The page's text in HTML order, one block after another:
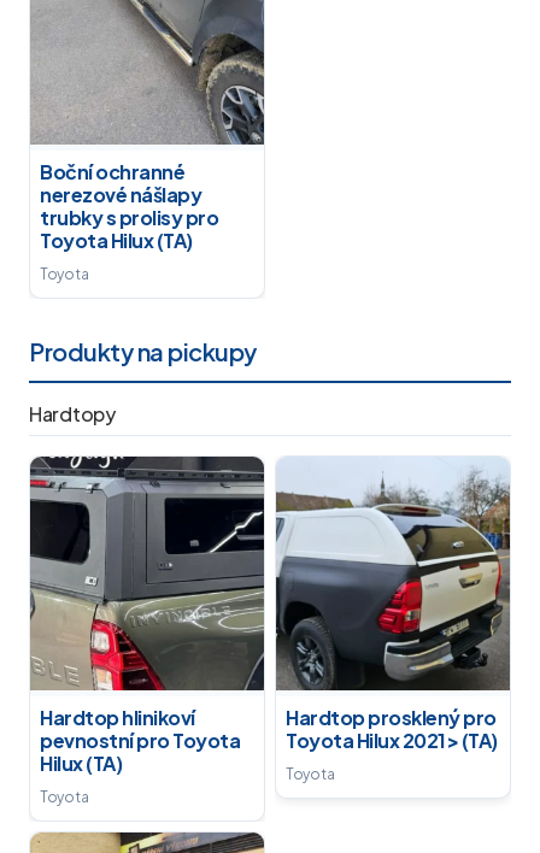
Boční ochranné
nerezové nášlapy
trubky s prolisy pro
Toyota Hilux (TA)
Toyota
Produkty na pickupy
Hardtopy
Hardtop hlinikoví
pevnostní pro Toyota
Hilux (TA)
Toyota
Hardtop prosklený pro
Toyota Hilux 2021> (TA)
Toyota